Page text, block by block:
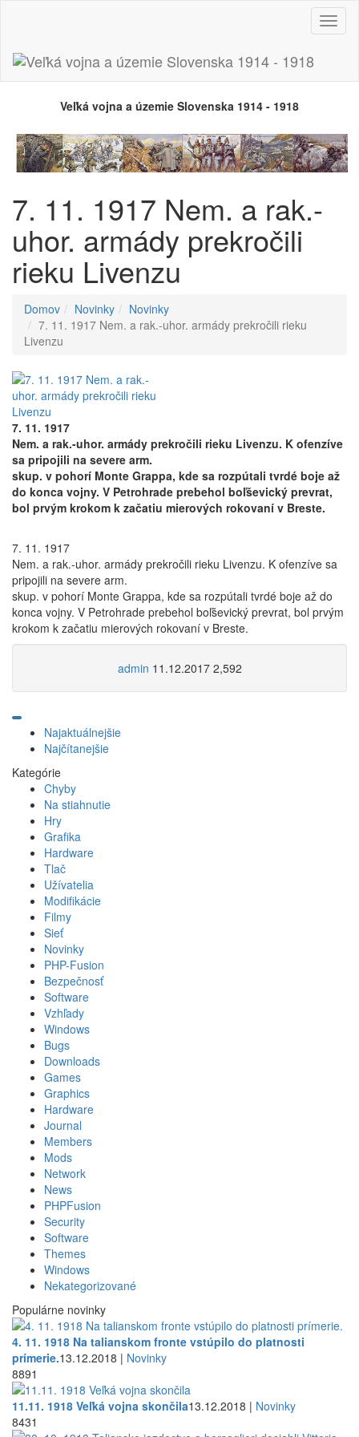
Veľká vojna a územie Slovenska 1914 - 1918
7. 11. 1917 Nem. a rak.-
uhor. armády prekročili
rieku Livenzu
Domov Novinky
Novinky
7. 11. 1917 Nem. a rak.-uhor. armády prekročili rieku
Livenzu
7. 11. 1917
Nem. a rak.-uhor. armády prekročili rieku Livenzu. K ofenzíve
sa pripojili na severe arm.
skup. v pohorí Monte Grappa, kde sa rozpútali tvrdé boje až
do konca vojny. V Petrohrade prebehol boľševický prevrat,
bol prvým krokom k začatiu mierových rokovaní v Breste.
7. 11. 1917
Nem. a rak.-uhor. armády prekročili rieku Livenzu. K ofenzíve sa
pripojili na severe arm.
skup. v pohorí Monte Grappa, kde sa rozpútali tvrdé boje až do
konca vojny. V Petrohrade prebehol boľševický prevrat, bol prvým
krokom k začatiu mierových rokovaní v Breste.
admin 11.12.20172,592
Najaktuálnejšie
Najčítanejšie
Kategórie
Chyby
Na stiahnutie
Hry
Grafika
Hardware
Tlač
Užívatelia
Modifikácie
Filmy
Sieť
Novinky
PHP-Fusion
Bezpečnosť
Software
Vzhľady
Windows
Bugs
Downloads
Games
Graphics
Hardware
Journal
Members
Mods
Network
News
PHPFusion
Security
Software
Themes
Windows
Nekategorizované
Populárne novinky
4. 11. 1918 Na talianskom fronte vstúpilo do platnosti
prímerie.13.12.2018 | Novinky
8891
11.11. 1918 Veľká vojna skončila13.12.2018 | Novinky
8431